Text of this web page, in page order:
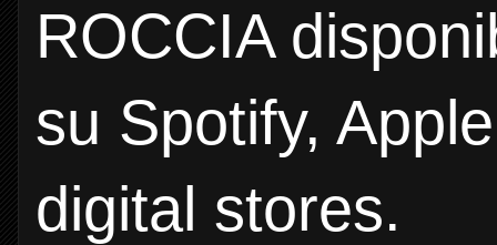
ROCCIA
su Spotify,
digital stores.